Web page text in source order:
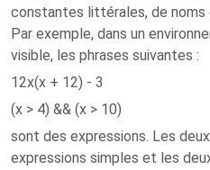
constantes littérales, de noms
Par exemple, dans un
visible, les phrases suivantes :
12x(x + 12) - 3
(x > 4) && (x > 10)
sont des expressions. Les
expressions simples et les